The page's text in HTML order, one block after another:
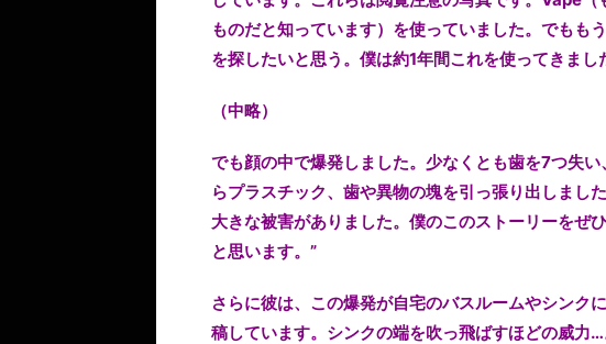
ものだと知っています）を使っていました。でもも
を探したいと思う。僕は約1年間これを使ってきまし
（中略）
でも顔の中で爆発しました。少なくとも歯を7つ失
らプラスチック、歯や異物の塊を引っ張り出しまし
大きな被害がありました。僕のこのストーリーをぜ
と思います。”
さらに彼は、この爆発が自宅のバスルームやシンク
稿しています。シンクの端を吹っ飛ばすほどの威力…